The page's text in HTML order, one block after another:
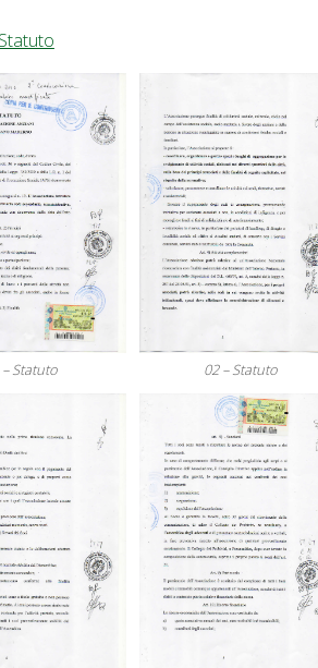
Statuto
– Statuto 02 – Statuto